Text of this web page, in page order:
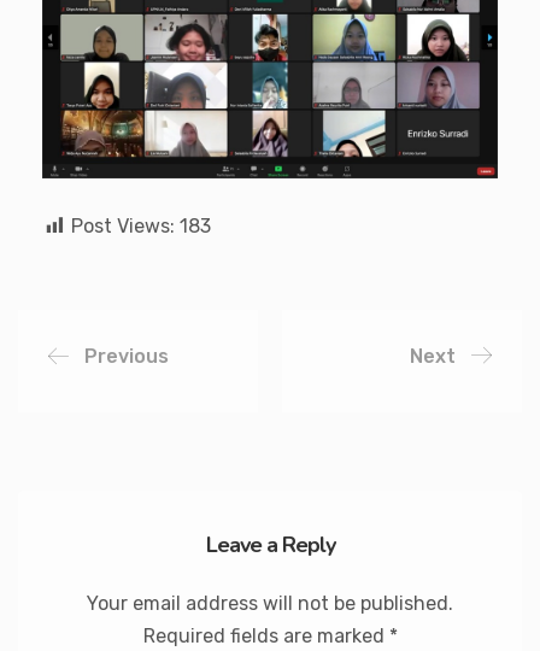
Post Views: 183
Previous Next
Leave a Reply
Your email address will not be published.
Required fields are marked *